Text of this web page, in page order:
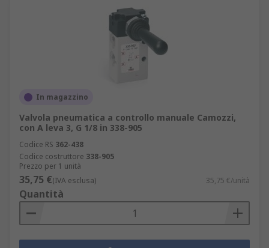
In magazzino
Valvola pneumatica a controllo manuale Camozzi,
con A leva 3, G 1/8 in 338-905
Codice RS 362-438
Codice costruttore 338-905
Prezzo per 1 unità
35,75 €(IVA esclusa) 35,75 €/unità
Quantità